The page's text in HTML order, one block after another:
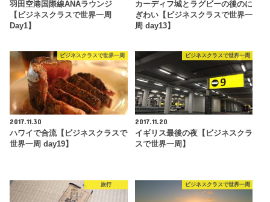
羽田空港国際線ANAラウンジ
【ビジネスクラスで世界一周
Day1】
カーディフ城とラグビーの後のに
ぎわい【ビジネスクラスで世界一
周 day13】
ビジネスクラスで世界一周
2017.11.30
ハワイで合流【ビジネスクラスで
世界一周 day19】
ビジネスクラスで世界一周
2017.11.20
イギリス最後の夜【ビジネスクラ
スで世界一周】
旅行 ビジネスクラスで世界一周